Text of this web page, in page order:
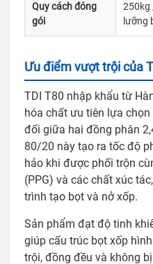
Quy cách đóng
gói
250kg
lưỡng
Ưu điểm vượt trội của
TDI T80 nhập khẩu từ
hóa chất ưu tiên lựa
đối giữa hai đồng phân
80/20 này tạo ra tốc độ
hảo khi được phối trộn
(PPG) và các chất xúc
trình tạo bọt và nở xốp.
Sản phẩm đạt độ tinh
giúp cấu trúc bọt xốp
trội, đồng đều và không